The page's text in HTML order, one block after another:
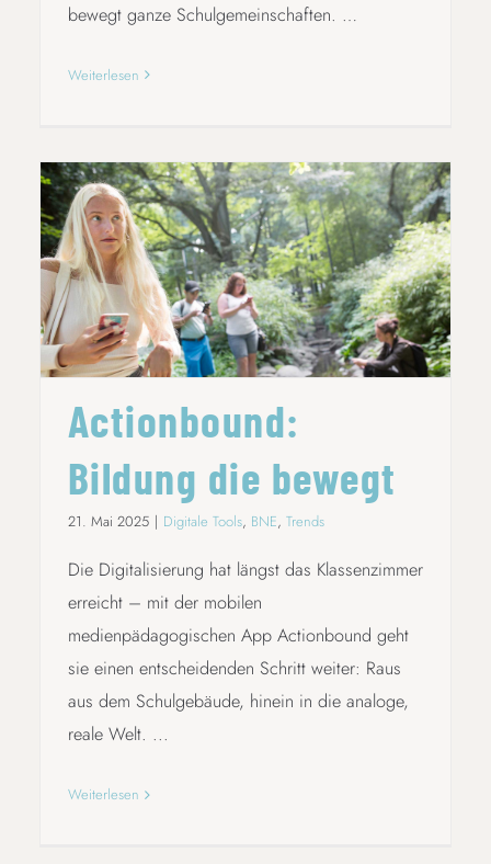
bewegt ganze Schulgemeinschaften. …
Weiterlesen
ACTIONBOUND: BILDUNG DIE BEWEGT
Actionbound:
Bildung die bewegt
21. Mai 2025 | Digitale Tools, BNE, Trends
Die Digitalisierung hat längst das Klassenzimmer
erreicht – mit der mobilen
medienpädagogischen App Actionbound geht
sie einen entscheidenden Schritt weiter: Raus
aus dem Schulgebäude, hinein in die analoge,
reale Welt. ...
Weiterlesen